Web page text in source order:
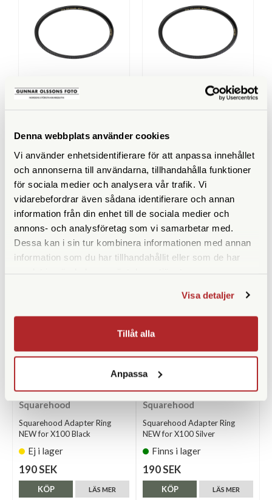
Denna webbplats använder cookies
Vi använder enhetsidentifierare för att anpassa innehållet
och annonserna till användarna, tillhandahålla funktioner
för sociala medier och analysera vår trafik. Vi
vidarebefordrar även sådana identifierare och annan
information från din enhet till de sociala medier och
annons- och analysföretag som vi samarbetar med.
Dessa kan i sin tur kombinera informationen med annan
information som du har tillhandahållit eller som de har
Visa detaljer
Tillåt alla
Anpassa
B+W
Finns i lager
590 SEK
KÖP
Finns i lager
890 SEK
KÖP
ANDRA KÖPTE ÄVEN
Squarehood
Squarehood Adapter Ring
NEW for X100 Black
Ej i lager
190 SEK
LÄS MER
KÖP
Squarehood
Squarehood Adapter Ring
NEW for X100 Silver
Finns i lager
190 SEK
LÄS MER
KÖP